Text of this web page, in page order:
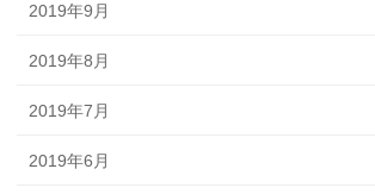
2019年9月
2019年8月
2019年7月
2019年6月